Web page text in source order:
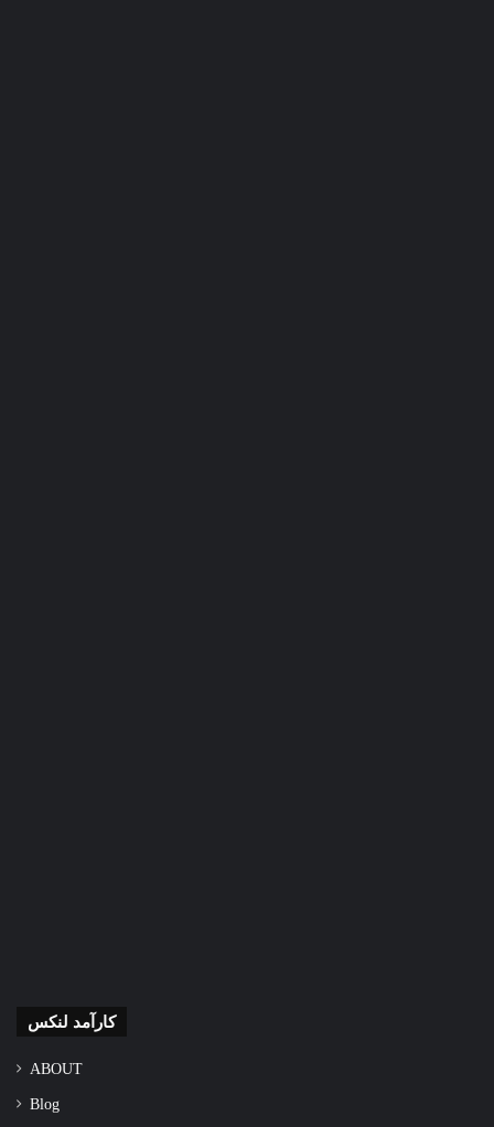
کارآمد لنکس
ABOUT
Blog